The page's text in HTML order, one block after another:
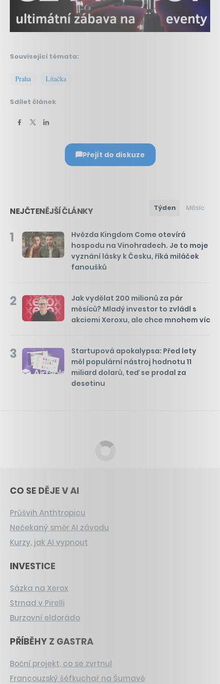
Související témata:
Praha Lítačka
Sdílet článek
Přejít do diskuze
NEJČTENĚJŠÍ ČLÁNKY Týden Měsíc
1
Hvězda Kingdom Come otevírá
hospodu na Vinohradech. Je to moje
vyznání lásky k Česku, říká miláček
fanoušků
2
Jak vydělat 200 milionů za pár
měsíců? Mladý investor to zvládl s
akciemi Xeroxu, ale chce mnohem víc
3
Startupová apokalypsa: Před lety
měl populární nástroj hodnotu 11
miliard dolarů, teď se prodal za
desetinu
CO SE DĚJE V AI
Průšvih Anthtropicu
Nečekaný směr AI závodu
Kurzy, jak AI vypnout
INVESTICE
Sázka na Xerox
Strnad v Pirelli
Burzovní eldorádo
PŘÍBĚHY Z GASTRA
Boční projekt, co se zvrtnul
Francouzský šéfkuchař na Šumavě